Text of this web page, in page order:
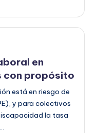
en
propósito
está en riesgo de
y para colectivos
la tasa